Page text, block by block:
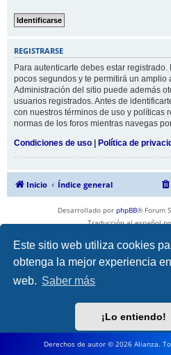
Este sitio web utiliza cookies
obtenga la mejor experiencia
web. Saber más
¡Lo entiendo!
REGISTRARSE
Para autenticarte debes estar
pocos segundos y te permitirá un amplio
Administración del sitio puede además
usuarios registrados. Antes de
con nuestros términos de uso y políticas
normas de los foros mientras navegas
Condiciones de uso | Política de
Inicio Índice general
Desarrollado por phpBB® Forum
Traducción al español
Derechos de autor © 2026 Alianza.